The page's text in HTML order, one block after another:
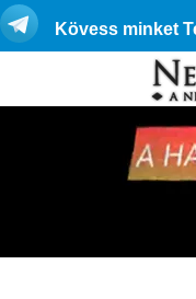
Kövess minket